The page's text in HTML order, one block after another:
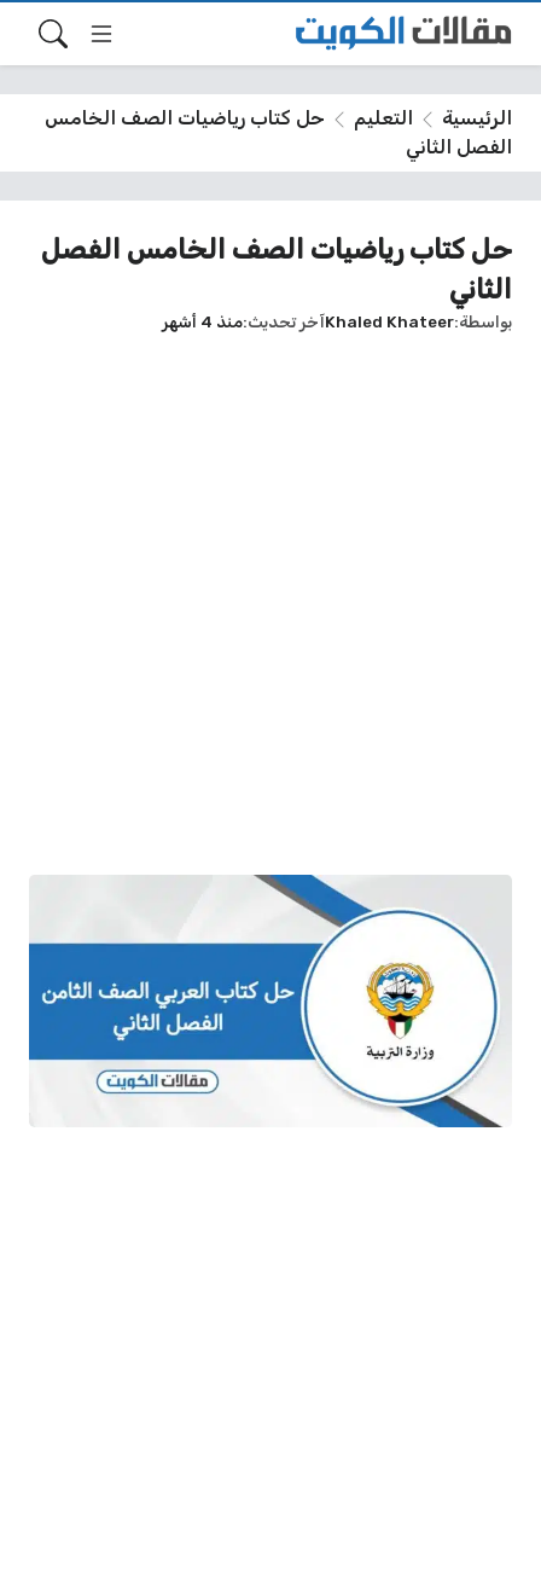
الرئيسية التعليم
حل كتاب رياضيات الصف الخامس
الفصل الثاني
حل كتاب رياضيات الصف الخامس الفصل
الثاني
بواسطة Khaled Khateerآخر تحديث منذ 4 أشهر